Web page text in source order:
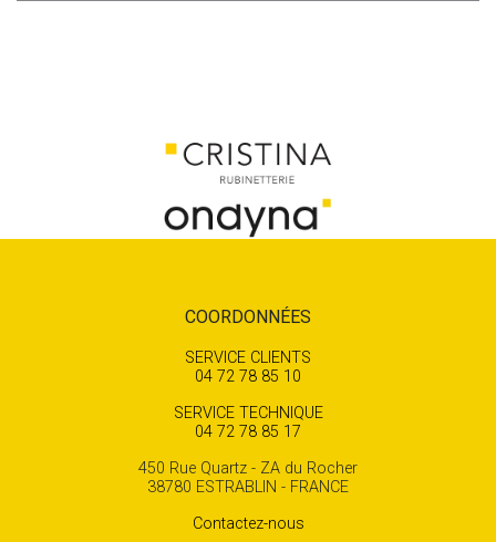
COORDONNÉES
SERVICE CLIENTS
04 72 78 85 10
SERVICE TECHNIQUE
04 72 78 85 17
450 Rue Quartz - ZA du Rocher
38780 ESTRABLIN - FRANCE
Contactez-nous